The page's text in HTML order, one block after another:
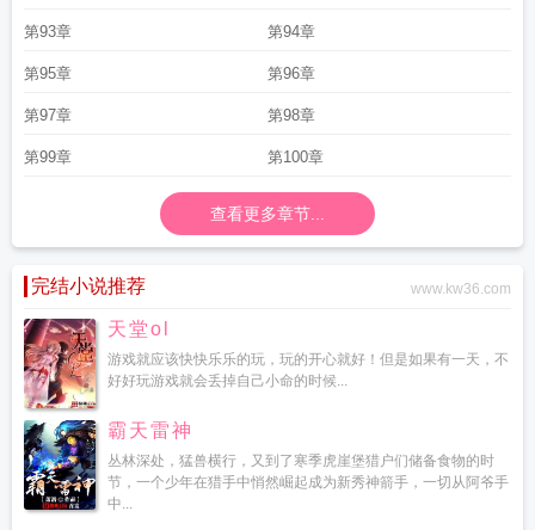
第93章 第94章
第95章 第96章
第97章 第98章
第99章 第100章
查看更多章节...
完结小说推荐 www.kw36.com
天堂ol
游戏就应该快快乐乐的玩，玩的开心就好！但是如果有一天，不
好好玩游戏就会丢掉自己小命的时候...
霸天雷神
丛林深处，猛兽横行，又到了寒季虎崖堡猎户们储备食物的时
节，一个少年在猎手中悄然崛起成为新秀神箭手，一切从阿爷手
中...